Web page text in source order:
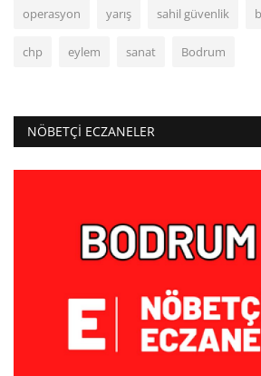
operasyon yarış sahil güvenlik
chp eylem sanat Bodrum
NÖBETÇI ECZANELER